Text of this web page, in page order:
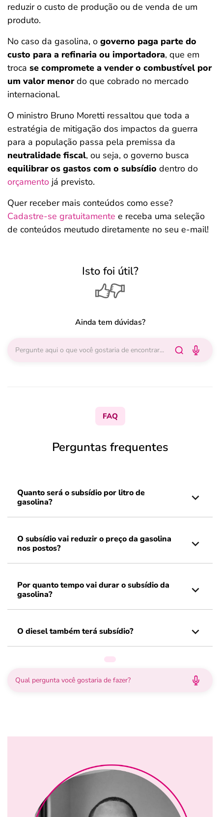
reduzir o custo de produção ou de venda de um
produto.
No caso da gasolina, o governo paga parte do
custo para a refinaria ou importadora, que em
troca se compromete a vender o combustível por
um valor menordo que cobrado no mercado
internacional.
O ministro Bruno Moretti ressaltou que toda a
estratégia de mitigação dos impactos da guerra
para a população passa pela premissa da
neutralidade fiscal, ou seja, o governo busca
equilibrar os gastos com o subsídio dentro do
orçamento já previsto.
Quer receber mais conteúdos como esse?
Cadastre-se gratuitamente e receba uma seleção
de conteúdos meutudo diretamente no seu e-mail!
Isto foi útil?
Ainda tem dúvidas?
FAQ
Perguntas frequentes
Quanto será o subsídio por litro de
gasolina?
O subsídio vai reduzir o preço da gasolina
nos postos?
Por quanto tempo vai durar o subsídio da
gasolina?
O diesel também terá subsídio?